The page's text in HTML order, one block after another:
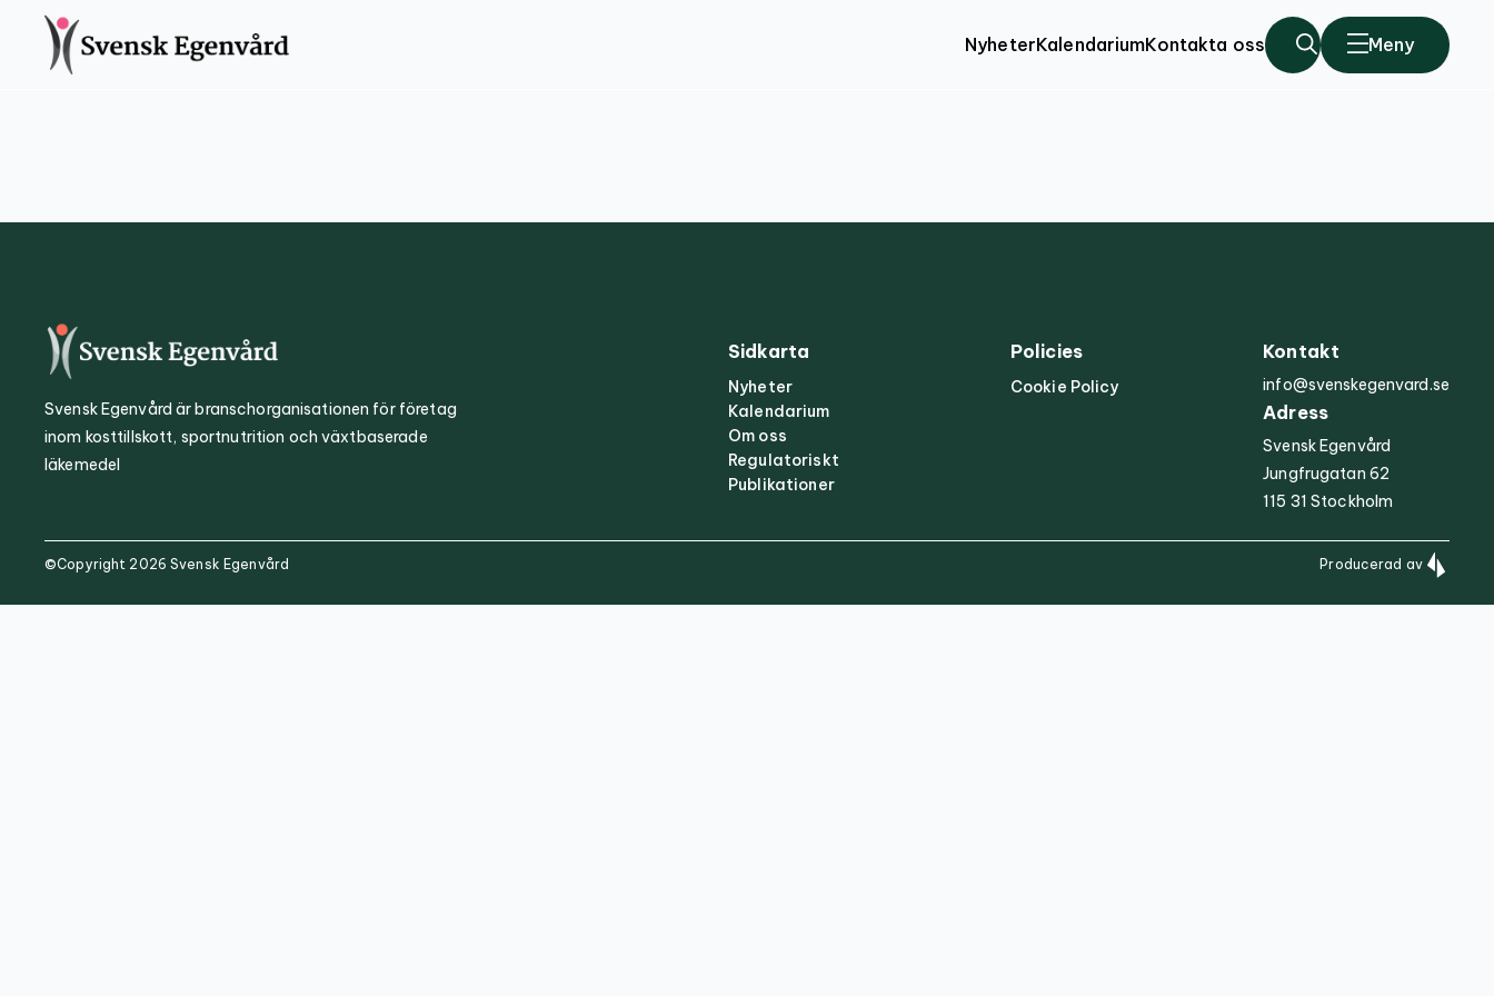
NyheterKalendariumKontakta oss Meny
Svensk Egenvård är branschorganisationen för företag
inom kosttillskott, sportnutrition och växtbaserade
läkemedel
Sidkarta
Nyheter
Kalendarium
Om oss
Regulatoriskt
Publikationer
Policies
Cookie Policy
Kontakt
info@svenskegenvard.se
Adress
Svensk Egenvård
Jungfrugatan 62
115 31 Stockholm
©Copyright 2026 Svensk Egenvård Producerad av